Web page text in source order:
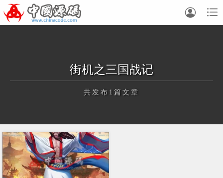


街机之三国战记
共发布1篇文章
正在为您加载新内容